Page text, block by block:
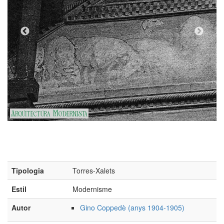
Tipologia
Torres-Xalets
Estil
Modernisme
Autor
Gino Coppedè (anys 1904-1905)